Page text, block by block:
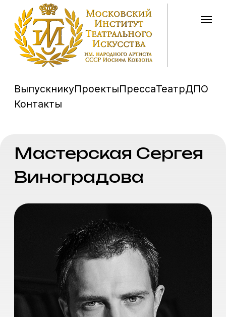
ВыпускникуПроекты ПрессаТеатрДПО
Мастерская Сергея